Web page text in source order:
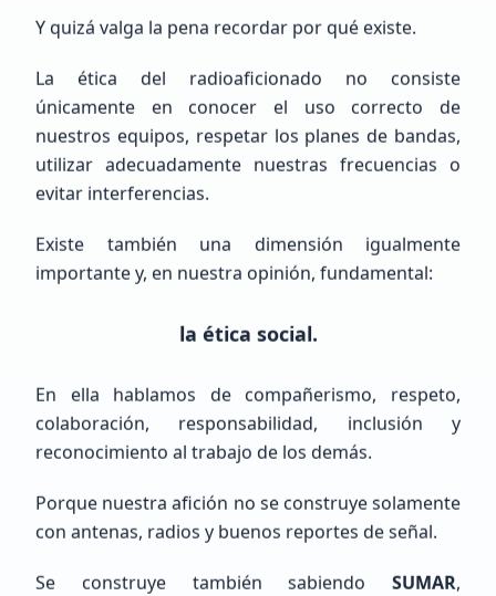
Emiliano Gutierrez
Argentina, Buenos Aires, Bahía Blanca
NOHAY
Principiante (SWL / Aspirante)
Mexico, Chih., JUÁREZ
Y quizá valga la pena recordar por qué existe.
La ética del radioaficionado no consiste
únicamente en conocer el uso correcto de
nuestros equipos, respetar los planes de bandas,
utilizar adecuadamente nuestras frecuencias o
evitar interferencias.
Existe también una dimensión igualmente
importante y, en nuestra opinión, fundamental:
la ética social.
En ella hablamos de compañerismo, respeto,
colaboración, responsabilidad, inclusión y
reconocimiento al trabajo de los demás.
Porque nuestra afición no se construye solamente
con antenas, radios y buenos reportes de señal.
Se construye también sabiendo SUMAR,